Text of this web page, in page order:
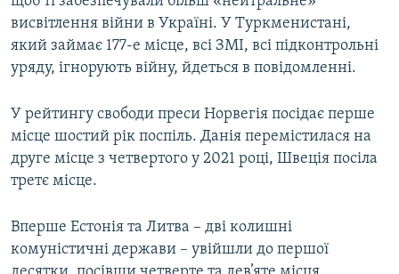
висвітлення війни в Україні. У Туркменистані,
який займає 177-е місце, всі ЗМІ, всі підконтрольні
уряду, ігнорують війну, йдеться в повідомленні.
У рейтингу свободи преси Норвегія посідає перше
місце шостий рік поспіль. Данія перемістилася на
друге місце з четвертого у 2021 році, Швеція посіла
третє місце.
Вперше Естонія та Литва – дві колишні
комуністичні держави – увійшли до першої